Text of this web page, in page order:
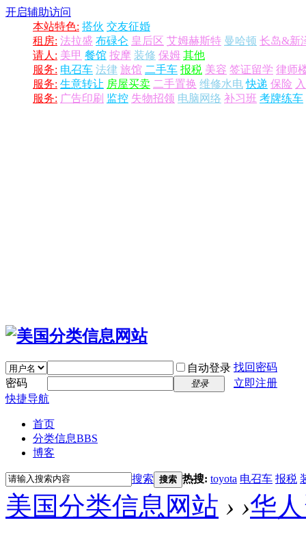
开启辅助访问
本站特色: 搭伙 交友征婚
租房: 法拉盛 布碌仑 皇后区 艾姆赫斯特 曼哈顿 长岛&新
请人: 美甲 餐馆 按摩 装修 保姆 其他
服务: 电召车 法律 旅馆 二手车 报税 美容 签证留学 律师
服务: 生意转让 房屋买卖 二手置换 维修水电 快递 保险
服务: 广告印刷 监控 失物招领 电脑网络 补习班 考牌练车
自动登录 找回密码
密码
登录
立即注册
快捷导航
首页
分类信息BBS
博客
搜索 搜索 热搜: toyota 电召车 报税
美国分类信息网站 › ›华